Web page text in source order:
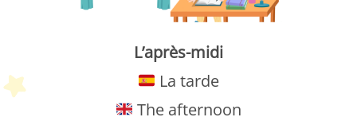
L’après-midi
La tarde
The afternoon